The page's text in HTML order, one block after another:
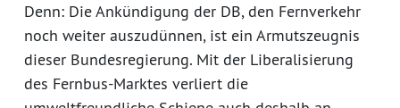
Denn: Die Ankündigung der DB, den Fernverkehr
noch weiter auszudünnen, ist ein Armutszeugnis
dieser Bundesregierung. Mit der Liberalisierung
des Fernbus-Marktes verliert die